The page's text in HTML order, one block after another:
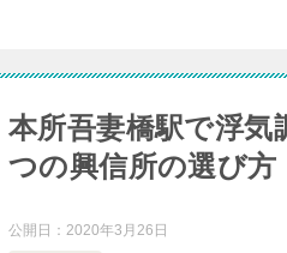
本所吾妻橋駅で浮
つの興信所の選び方
公開日： 2020年3月26日